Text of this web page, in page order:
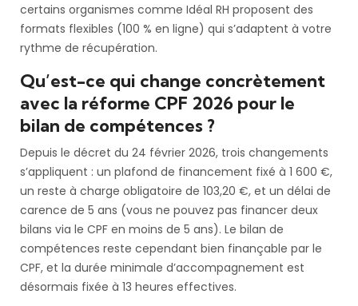
certains organismes comme Idéal RH proposent des
formats flexibles (100 % en ligne) qui s’adaptent à votre
rythme de récupération.
Qu’est-ce qui change concrètement
avec la réforme CPF 2026 pour le
bilan de compétences ?
Depuis le décret du 24 février 2026, trois changements
s’appliquent : un plafond de financement fixé à 1 600 €,
un reste à charge obligatoire de 103,20 €, et un délai de
carence de 5 ans (vous ne pouvez pas financer deux
bilans via le CPF en moins de 5 ans). Le bilan de
compétences reste cependant bien finançable par le
CPF, et la durée minimale d’accompagnement est
désormais fixée à 13 heures effectives.